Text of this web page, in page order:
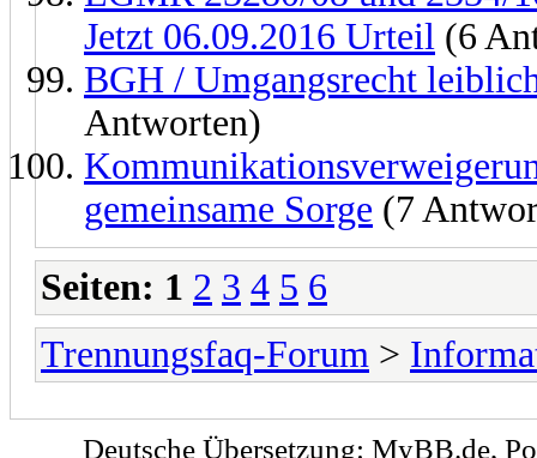
Jetzt 06.09.2016 Urteil (6
BGH / Umgangsrecht
Antworten)
gemeinsame Sorge (7
Seiten: 1 2 3 4 5 6
Trennungsfaq-Forum >
Deutsche Übersetzung: MyBB.de,